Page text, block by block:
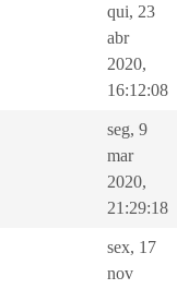
qui, 23
abr
2020,
16:12:08
seg, 9
mar
2020,
21:29:18
sex, 17
nov